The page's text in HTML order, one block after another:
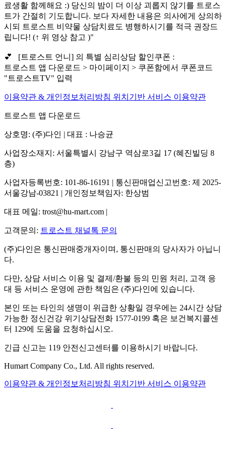
료생활 함께해요 :) 당신의 밤이 더 이상 괴롭지 않기를 트로스
트가 간절히 기도합니다. 보다 자세한 내용은 의사에게 상의하
시되 트로스트 비약물 상담치료도 병행하시기를 적극 권장드
립니다! (↑ 위 영상 참고 )"
💕 [트로스트 언니] 의 특별 심리상담 할인쿠폰 :
트로스트 앱 다운로드 > 마이페이지 > 쿠폰함에서 쿠폰코드
"트로스트TV" 입력
이용약관 & 개인정보처리방침 위치기반 서비스 이용약관
트로스트 앱 다운로드
상호명: (주)다인 | 대표 : 나승균
사업장소재지: 서울특별시 강남구 역삼로3길 17 (혜진빌딩 8
층)
사업자등록번호: 101-86-16191 | 통신판매업신고번호: 제 2025-
서울강남-03821 | 개인정보책임자: 한상범
대표 메일: trost@hu-mart.com |
고객문의: 트로스트 채널톡 문의
(주)다인은 통신판매중개자이며, 통신판매의 당사자가 아닙니
다.
다만, 상담 서비스 이용 및 결제/환불 등의 민원 처리, 고객 응
대 등 서비스 운영에 관한 책임은 (주)다인에 있습니다.
본인 또는 타인의 생명이 위급한 상황일 경우에는 24시간 상담
가능한 정신건강 위기상담전화 1577-0199 혹은 보건복지콜센
터 129에 도움을 요청하십시오.
긴급 신고는 119 안전신고센터를 이용하시기 바랍니다.
Humart Company Co., Ltd. All rights reserved.
이용약관 & 개인정보처리방침 위치기반 서비스 이용약관